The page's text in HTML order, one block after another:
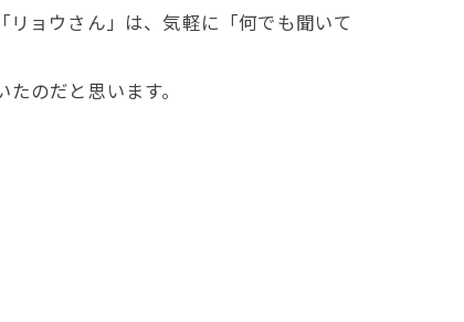
ョウさん」は、気軽に「何でも聞いて
のだと思います。